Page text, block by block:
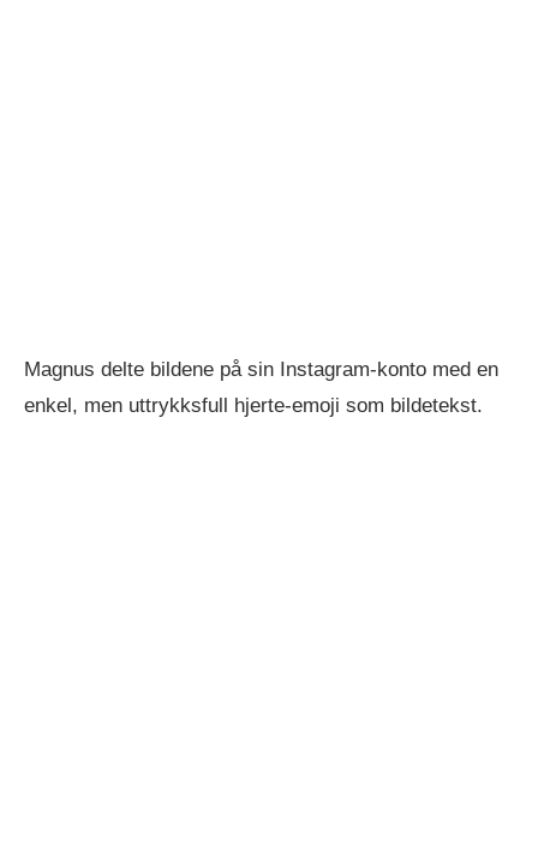
Magnus delte bildene på sin Instagram-konto med en
enkel, men uttrykksfull hjerte-emoji som bildetekst.